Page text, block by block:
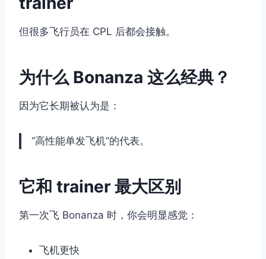
但很多飞行员在 CPL 后都会接触。
为什么 Bonanza 这么经典？
因为它长期被认为是：
“高性能单发飞机”的代表。
它和 trainer 最大区别
第一次飞 Bonanza 时，你会明显感觉：
飞机更快